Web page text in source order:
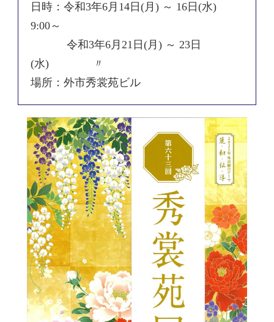
日時：令和3年6月14日(月) ～ 16日(水)
9:00～
令和3年6月21日(月) ～ 23日
(水) 〃
場所：外市秀裳苑ビル